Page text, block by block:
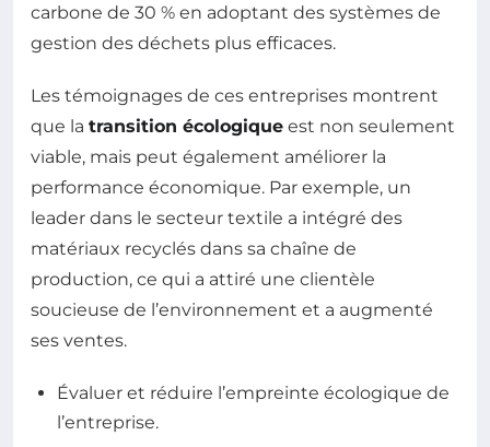
carbone de 30 % en adoptant des systèmes de
gestion des déchets plus efficaces.
Les témoignages de ces entreprises montrent
que la transition écologique est non seulement
viable, mais peut également améliorer la
performance économique. Par exemple, un
leader dans le secteur textile a intégré des
matériaux recyclés dans sa chaîne de
production, ce qui a attiré une clientèle
soucieuse de l’environnement et a augmenté
ses ventes.
Évaluer et réduire l’empreinte écologique de
l’entreprise.